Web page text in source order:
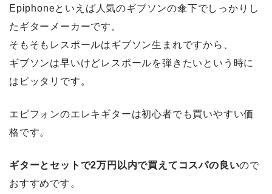
Epiphoneといえば人気のギブソンの傘下でしっかりし
たギターメーカーです。
そもそもレスポールはギブソン生まれですから、
ギブソンは早いけどレスポールを弾きたいという時に
はピッタリです。
エピフォンのエレキギターは初心者でも買いやすい価
格です。
ギターとセットで2万円以内で買えてコスパの良いので
おすすめです。